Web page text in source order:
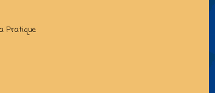
Pratique